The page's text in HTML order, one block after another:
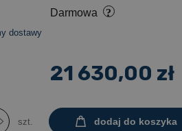
Darmowa
dostawy
21 630,00 zł
szt. dodaj do koszyka